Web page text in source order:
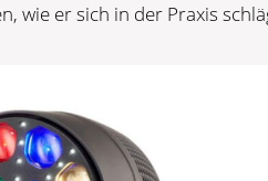
wie er sich in der Praxis